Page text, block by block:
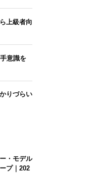
上級者向
意識を
りづらい
・モデル
プ｜202